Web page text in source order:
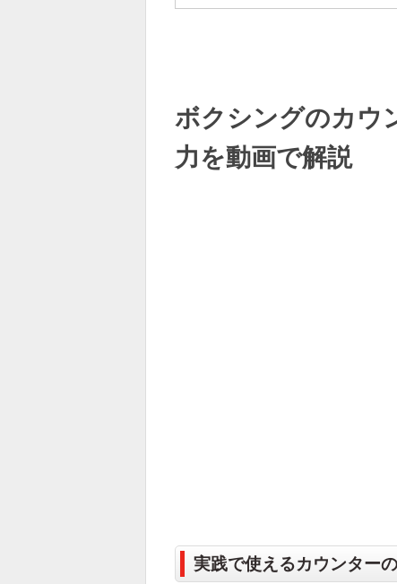
ボクシングのカウ
力を動画で解説
実践で使えるカウンター